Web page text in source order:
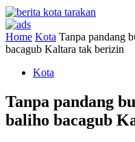
Home Kota Tanpa pandang
bacagub Kaltara tak berizin
Kota
Tanpa pandang
baliho bacagub